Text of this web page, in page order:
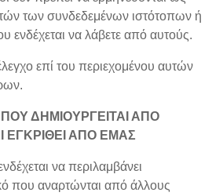
των συνδεδεμένων ιστότοπων ή
να λάβετε από αυτούς.
επί του περιεχομένου αυτών
ΔΗΜΙΟΥΡΓΕΙΤΑΙ ΑΠΟ
ΕΓΚΡΙΘΕΙ ΑΠΟ ΕΜΑΣ
να περιλαμβάνει
που αναρτώνται από άλλους